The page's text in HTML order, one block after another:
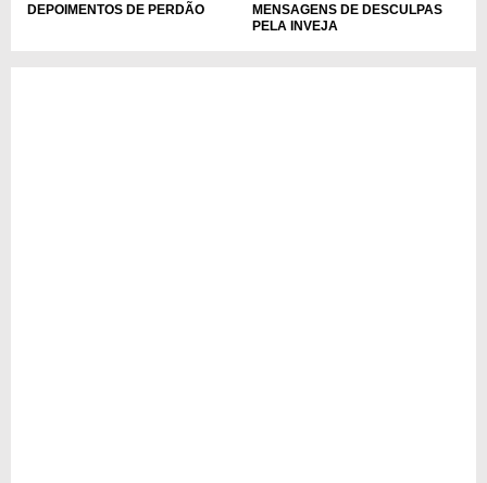
DEPOIMENTOS DE PERDÃO
MENSAGENS DE DESCULPAS
PELA INVEJA